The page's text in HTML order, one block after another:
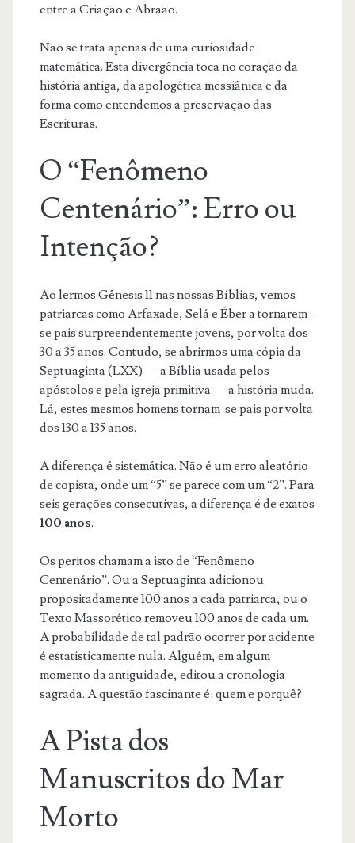
entre a Criação e Abraão.
Não se trata apenas de uma curiosidade
matemática. Esta divergência toca no coração da
história antiga, da apologética messiânica e da
forma como entendemos a preservação das
Escrituras.
O “Fenômeno
Centenário”: Erro ou
Intenção?
Ao lermos Gênesis 11 nas nossas Bíblias, vemos
patriarcas como Arfaxade, Selá e Éber a tornarem-
se pais surpreendentemente jovens, por volta dos
30 a 35 anos. Contudo, se abrirmos uma cópia da
Septuaginta (LXX) — a Bíblia usada pelos
apóstolos e pela igreja primitiva — a história muda.
Lá, estes mesmos homens tornam-se pais por volta
dos 130 a 135 anos.
A diferença é sistemática. Não é um erro aleatório
de copista, onde um “5” se parece com um “2”. Para
seis gerações consecutivas, a diferença é de exatos
100 anos.
Os peritos chamam a isto de “Fenômeno
Centenário”. Ou a Septuaginta adicionou
propositadamente 100 anos a cada patriarca, ou o
Texto Massorético removeu 100 anos de cada um.
A probabilidade de tal padrão ocorrer por acidente
é estatisticamente nula. Alguém, em algum
momento da antiguidade, editou a cronologia
sagrada. A questão fascinante é: quem e porquê?
A Pista dos
Manuscritos do Mar
Morto